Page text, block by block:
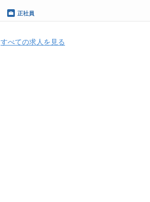
正社員
すべての求人を見る